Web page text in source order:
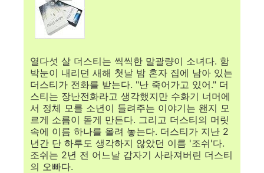
열다섯 살 더스티는 씩씩한 말괄량이 소녀다. 함
박눈이 내리던 새해 첫날 밤 혼자 집에 남아 있는
더스티가 전화를 받는다. "난 죽어가고 있어." 더
스티는 장난전화라고 생각했지만 수화기 너머에
서 정체 모를 소년이 들려주는 이야기는 왠지 모
르게 소름이 돋게 만든다. 그리고 더스티의 머릿
속에 이름 하나를 올려 놓는다. 더스티가 지난 2
년간 단 하루도 생각하지 않았던 이름 '조쉬'다.
조쉬는 2년 전 어느날 갑자기 사라져버린 더스티
의 오빠다.